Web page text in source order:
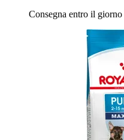
Consegna entro il giorno